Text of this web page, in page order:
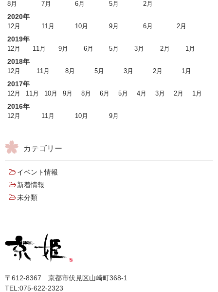
8月 7月 6月 5月 2月
2020年
12月 11月 10月 9月 6月 2月
2019年
12月 11月 9月 6月 5月 3月 2月 1月
2018年
12月 11月 8月 5月 3月 2月 1月
2017年
12月 11月 10月 9月 8月 6月 5月 4月 3月 2月 1月
2016年
12月 11月 10月 9月
カテゴリー
イベント情報
新着情報
未分類
〒612-8367 京都市伏見区山崎町368-1
TEL:075-622-2323